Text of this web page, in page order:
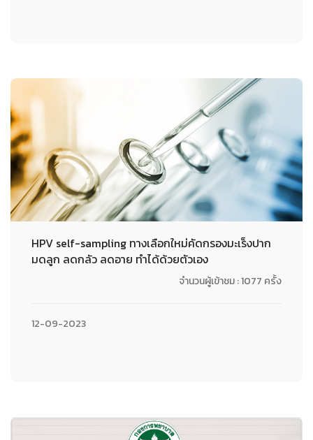
HPV self-sampling ทางเลือกใหม่คัดกรองมะเร็งปาก
มดลูก ลดกลัว ลดอาย ทำได้ด้วยตัวเอง
จำนวนผู้เข้าชม : 1077 ครั้ง
12-09-2023